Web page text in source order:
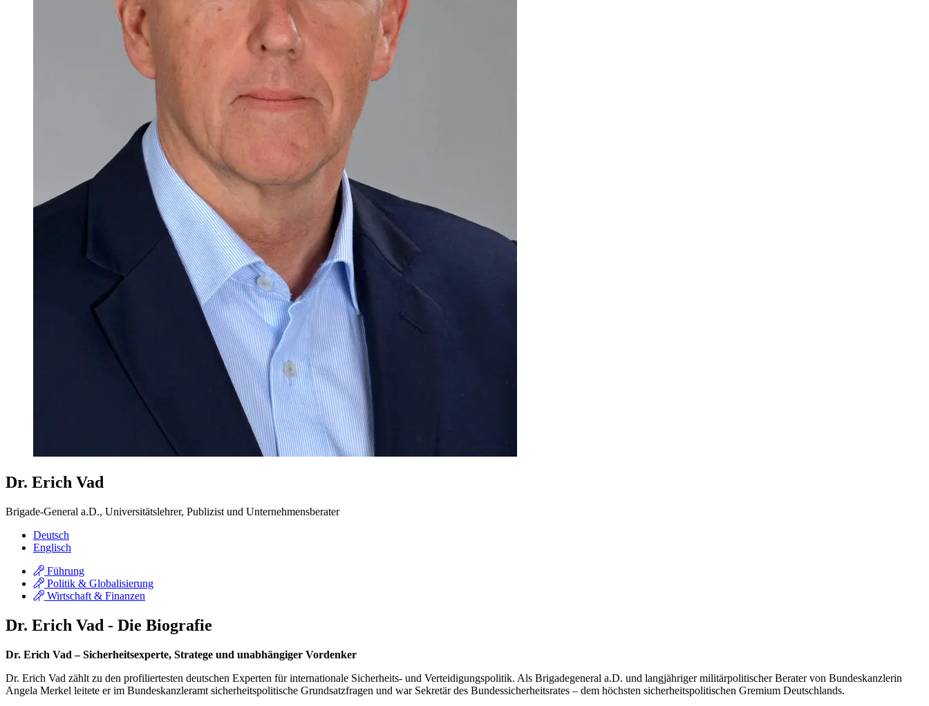
Dr. Erich Vad
Brigade-General a.D., Universitätslehrer, Publizist und Unternehmensberater
Deutsch
Englisch
Führung
Politik & Globalisierung
Wirtschaft & Finanzen
Dr. Erich Vad - Die Biografie
Dr. Erich Vad – Sicherheitsexperte, Stratege und unabhängiger Vordenker
Dr. Erich Vad zählt zu den profiliertesten deutschen Experten für internationale Sicherheits- und Verteidigungspolitik. Als Brigadegeneral a.D. und langjähriger militärpolitischer Berater von Bundeskanzlerin
Angela Merkel leitete er im Bundeskanzleramt sicherheitspolitische Grundsatzfragen und war Sekretär des Bundessicherheitsrates – dem höchsten sicherheitspolitischen Gremium Deutschlands.